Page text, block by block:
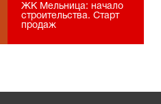
ЖК Мельница: начало
строительства. Старт
продаж